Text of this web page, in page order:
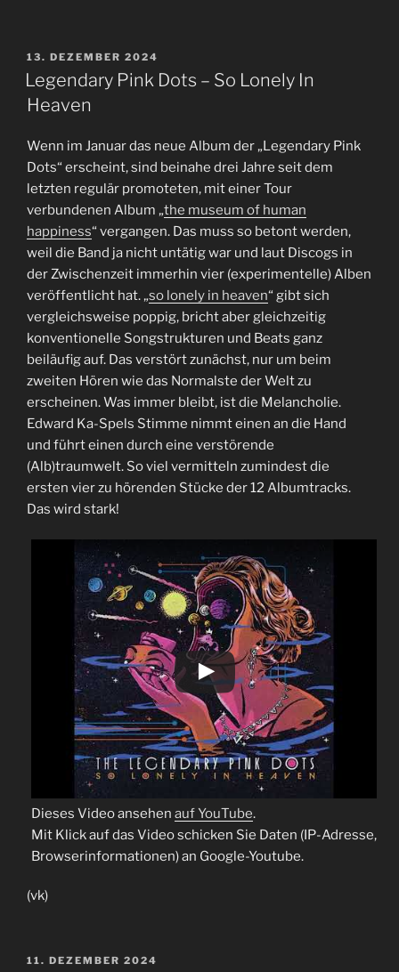
VERÖFFENTLICHT
AM
13. DEZEMBER 2024
Legendary Pink Dots – So Lonely In
Heaven
Wenn im Januar das neue Album der „Legendary Pink
Dots“ erscheint, sind beinahe drei Jahre seit dem
letzten regulär promoteten, mit einer Tour
verbundenen Album „the museum of human
happiness“ vergangen. Das muss so betont werden,
weil die Band ja nicht untätig war und laut Discogs in
der Zwischenzeit immerhin vier (experimentelle) Alben
veröffentlicht hat. „so lonely in heaven“ gibt sich
vergleichsweise poppig, bricht aber gleichzeitig
konventionelle Songstrukturen und Beats ganz
beiläufig auf. Das verstört zunächst, nur um beim
zweiten Hören wie das Normalste der Welt zu
erscheinen. Was immer bleibt, ist die Melancholie.
Edward Ka-Spels Stimme nimmt einen an die Hand
und führt einen durch eine verstörende
(Alb)traumwelt. So viel vermitteln zumindest die
ersten vier zu hörenden Stücke der 12 Albumtracks.
Das wird stark!
Dieses Video ansehen auf YouTube.
Mit Klick auf das Video schicken Sie Daten (IP-Adresse,
Browserinformationen) an Google-Youtube.
(vk)
VERÖFFENTLICHT
11. DEZEMBER 2024